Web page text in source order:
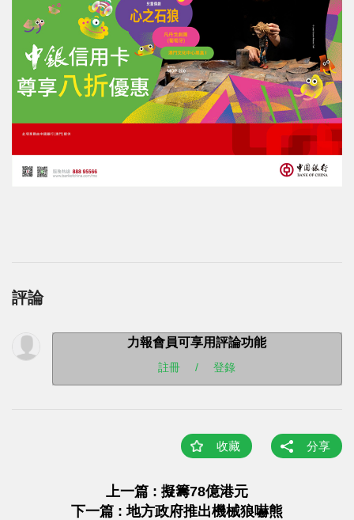
評論
力報會員可享用評論功能
註冊 / 登錄
收藏 分享
上一篇 : 擬籌78億港元
下一篇 : 地方政府推出機械狼嚇熊